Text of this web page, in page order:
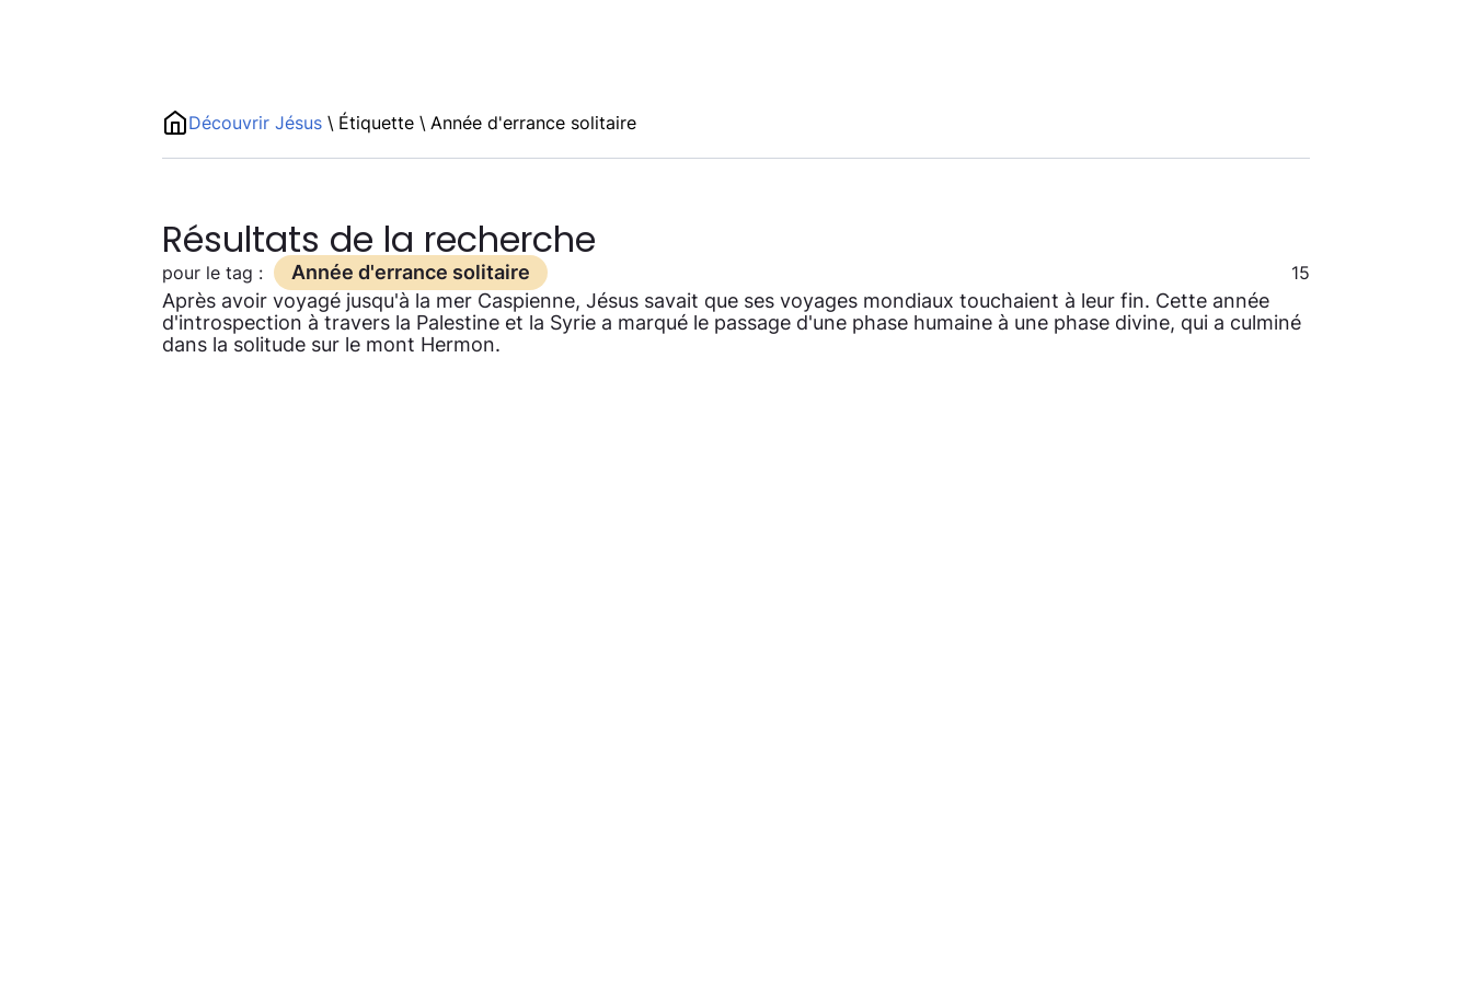
Découvrir Jésus \ Étiquette \ Année d'errance solitaire
Résultats de la recherche
pour le tag : Année d'errance solitaire 15
Après avoir voyagé jusqu'à la mer Caspienne, Jésus savait que ses voyages mondiaux touchaient à leur fin. Cette année
d'introspection à travers la Palestine et la Syrie a marqué le passage d'une phase humaine à une phase divine, qui a culminé
dans la solitude sur le mont Hermon.